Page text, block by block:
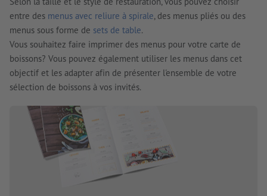
entre des menus avec reliure à spirale, des menus pliés ou des
menus sous forme de sets de table.
Vous souhaitez faire imprimer des menus pour votre carte de
boissons? Vous pouvez également utiliser les menus dans cet
objectif et les adapter afin de présenter l'ensemble de votre
sélection de boissons à vos invités.